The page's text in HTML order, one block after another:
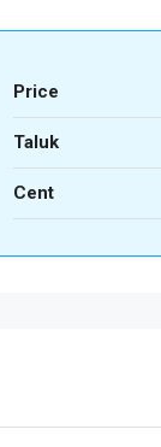
Price
Taluk
Cent